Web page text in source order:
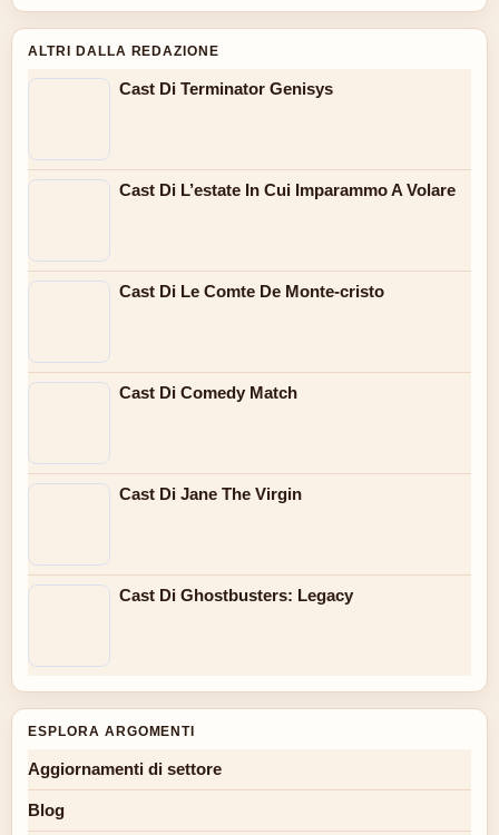
ALTRI DALLA REDAZIONE
Cast Di Terminator Genisys
Cast Di L’estate In Cui Imparammo A Volare
Cast Di Le Comte De Monte-cristo
Cast Di Comedy Match
Cast Di Jane The Virgin
Cast Di Ghostbusters: Legacy
ESPLORA ARGOMENTI
Aggiornamenti di settore
Blog